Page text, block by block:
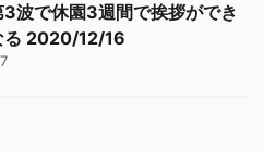
3波で休園3週間で挨拶ができ
る 2020/12/16